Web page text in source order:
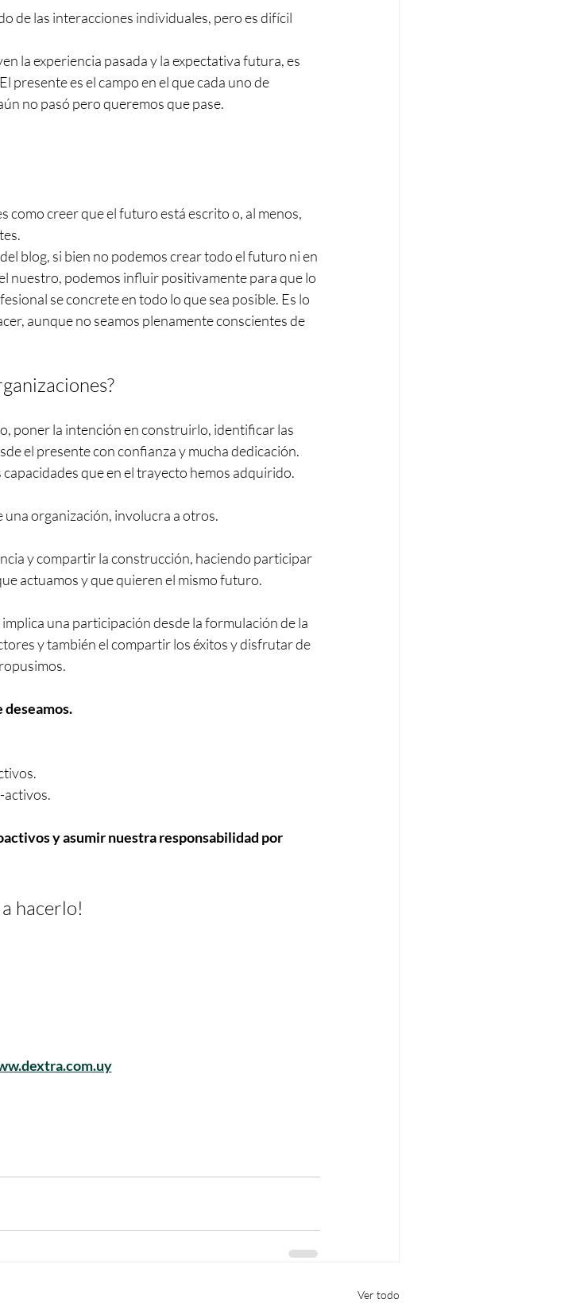
de las interacciones individuales, pero es difícil
la experiencia pasada y la expectativa futura, es
presente es el campo en el que cada uno de
no pasó pero queremos que pase.
como creer que el futuro está escrito o, al menos,
blog, si bien no podemos crear todo el futuro ni en
nuestro, podemos influir positivamente para que lo
se concrete en todo lo que sea posible. Es lo
aunque no seamos plenamente conscientes de
poner la intención en construirlo, identificar las
el presente con confianza y mucha dedicación.
que en el trayecto hemos adquirido.
organización, involucra a otros.
y compartir la construcción, haciendo participar
actuamos y que quieren el mismo futuro.
una participación desde la formulación de la
y también el compartir los éxitos y disfrutar de
activos.
y asumir nuestra responsabilidad por
hacerlo!
Ver todo